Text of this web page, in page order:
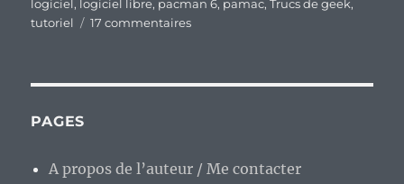
logiciel, logiciel libre, pacman 6, pamac,Trucs de geek,
tutoriel
17 commentairessur
enfin
PAGES
A propos de l’auteur / Me contacter